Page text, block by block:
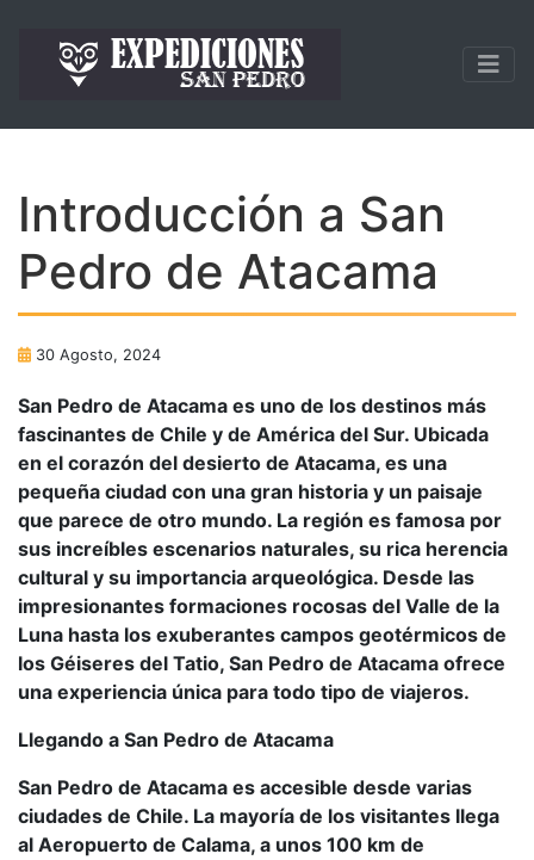
Introducción a San
Pedro de Atacama
30 Agosto, 2024
San Pedro de Atacama es uno de los destinos más
fascinantes de Chile y de América del Sur. Ubicada
en el corazón del desierto de Atacama, es una
pequeña ciudad con una gran historia y un paisaje
que parece de otro mundo. La región es famosa por
sus increíbles escenarios naturales, su rica herencia
cultural y su importancia arqueológica. Desde las
impresionantes formaciones rocosas del Valle de la
Luna hasta los exuberantes campos geotérmicos de
los Géiseres del Tatio, San Pedro de Atacama ofrece
una experiencia única para todo tipo de viajeros.
Llegando a San Pedro de Atacama
San Pedro de Atacama es accesible desde varias
ciudades de Chile. La mayoría de los visitantes llega
al Aeropuerto de Calama, a unos 100 km de